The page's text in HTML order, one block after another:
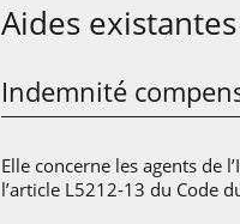
Aides existantes
Indemnité
Elle concerne les agents de
l’article L5212-13 du Code